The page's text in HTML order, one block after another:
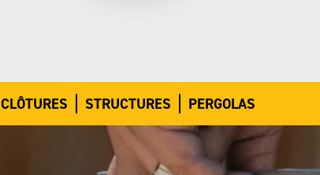
CLÔTURES STRUCTURES PERGOLAS